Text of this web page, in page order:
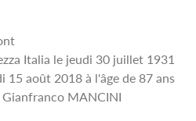
Italia le jeudi 30 juillet 1931
15 août 2018 à l'âge de 87 ans
MANCINI